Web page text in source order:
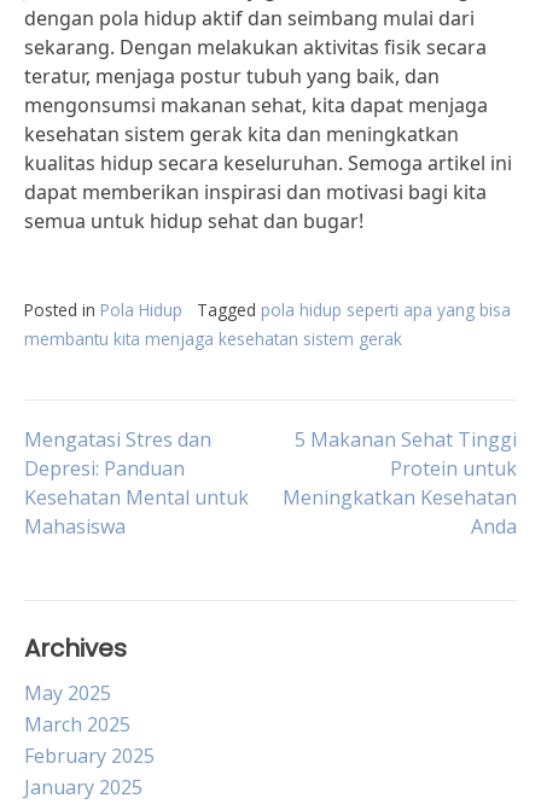
dengan pola hidup aktif dan seimbang mulai dari
sekarang. Dengan melakukan aktivitas fisik secara
teratur, menjaga postur tubuh yang baik, dan
mengonsumsi makanan sehat, kita dapat menjaga
kesehatan sistem gerak kita dan meningkatkan
kualitas hidup secara keseluruhan. Semoga artikel ini
dapat memberikan inspirasi dan motivasi bagi kita
semua untuk hidup sehat dan bugar!
Posted in Pola Hidup Tagged pola hidup seperti apa yang bisa
membantu kita menjaga kesehatan sistem gerak
Post
navigation
Mengatasi Stres dan
Depresi: Panduan
Kesehatan Mental untuk
Mahasiswa
5 Makanan Sehat Tinggi
Protein untuk
Meningkatkan Kesehatan
Anda
Archives
May 2025
March 2025
February 2025
January 2025